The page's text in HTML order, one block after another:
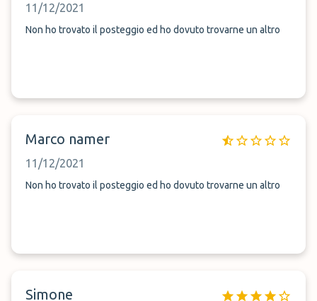
11/12/2021
Non ho trovato il posteggio ed ho dovuto trovarne un altro
Marco namer
11/12/2021
Non ho trovato il posteggio ed ho dovuto trovarne un altro
Simone